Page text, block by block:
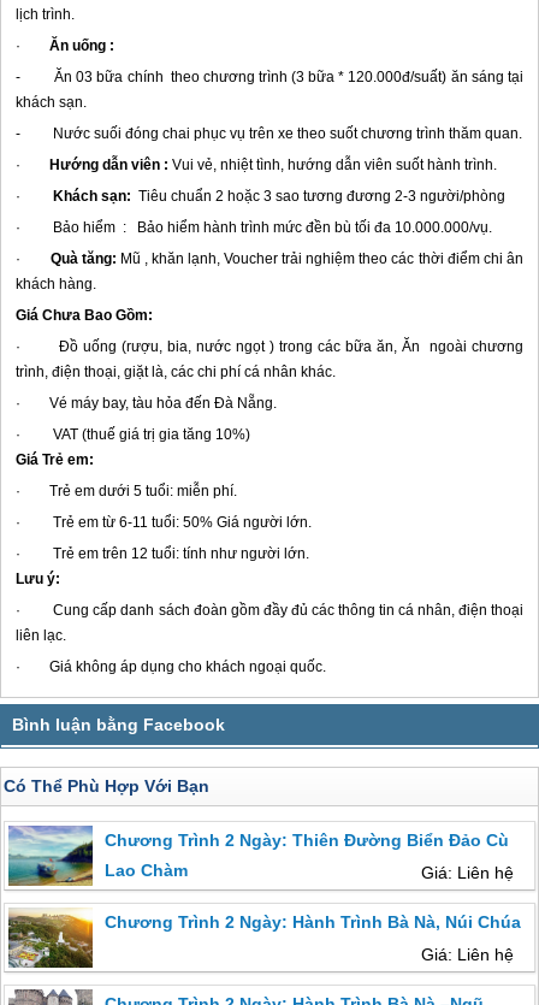
lịch trình.
·Ăn uống :
- Ăn 03 bữa chính theo chương trình (3 bữa * 120.000đ/suất) ăn sáng tại
khách sạn.
- Nước suối đóng chai phục vụ trên xe theo suốt chương trình thăm quan.
·
Hướng dẫn viên : Vui vẻ, nhiệt tình, hướng dẫn viên suốt hành trình.
·
Khách sạn: Tiêu chuẩn 2 hoặc 3 sao tương đương 2-3 người/phòng
· Bảo hiểm : Bảo hiểm hành trình mức đền bù tối đa 10.000.000/vụ.
· Quà tăng: Mũ , khăn lạnh, Voucher trải nghiệm theo các thời điểm chi ân
khách hàng.
Giá Chưa Bao Gồm:
· Đồ uống (rượu, bia, nước ngọt ) trong các bữa ăn, Ăn ngoài chương
trình, điện thoại, giặt là, các chi phí cá nhân khác.
· Vé máy bay, tàu hỏa đếnĐà Nẵng.
· VAT (thuế giá trị gia tăng 10%)
Giá Trẻ em:
· Trẻ em dưới 5 tuổi: miễn phí.
· Trẻ em từ 6-11 tuổi: 50% Giá người lớn.
· Trẻ em trên 12 tuổi: tính như người lớn.
Lưu ý:
· Cung cấp danh sách đoàn gồm đầy đủ các thông tin cá nhân, điện thoại
liên lạc.
· Giá không áp dụng cho khách ngoại quốc.
Có Thể Phù Hợp Với Bạn
Chương Trình 2 Ngày: Thiên Đường Biển Đảo Cù
Lao Chàm
Giá: Liên hệ
Chương Trình 2 Ngày: Hành Trình Bà Nà, Núi Chúa
Giá: Liên hệ